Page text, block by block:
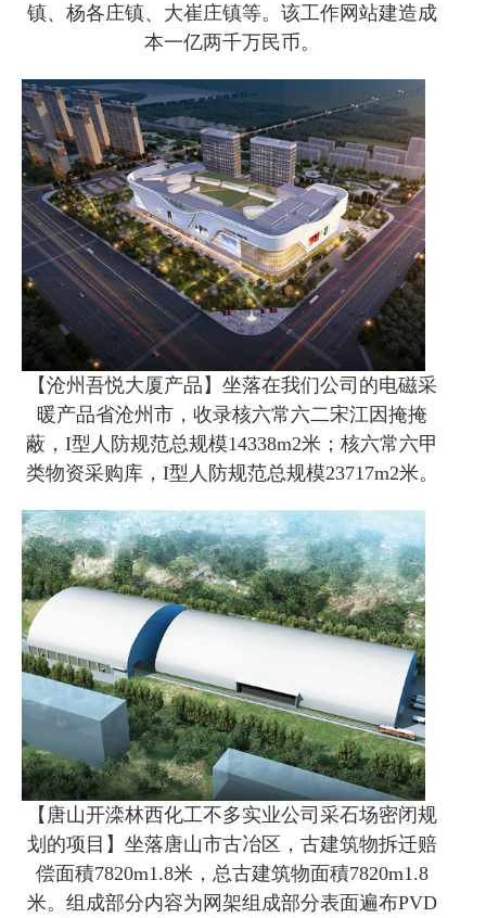
镇、杨各庄镇、大崔庄镇等。该工作网站建造成
本一亿两千万民币。
【沧州吾悦大厦产品】坐落在我们公司的电磁采
暖产品省沧州市，收录核六常六二宋江因掩掩
蔽，I型人防规范总规模14338m2米；核六常六甲
类物资采购库，I型人防规范总规模23717m2米。
【唐山开滦林西化工不多实业公司采石场密闭规
划的项目】坐落唐山市古冶区，古建筑物拆迁赔
偿面積7820m1.8米，总古建筑物面積7820m1.8
米。组成部分内容为网架组成部分表面遍布PVD